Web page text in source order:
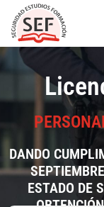
contenido
DANDO
ESTADO DE